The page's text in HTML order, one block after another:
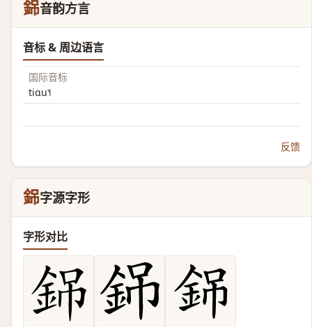
銱音韵方言
音标 & 周边语言
国际音标
tiɑu˥˧
反馈
銱字源字形
字形对比